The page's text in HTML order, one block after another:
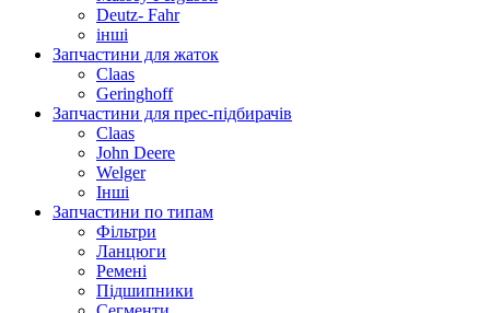
Deutz- Fahr
інші
Запчастини для жаток
Claas
Geringhoff
Запчастини для прес-підбирачів
Claas
John Deere
Welger
Інші
Запчастини по типам
Фільтри
Ланцюги
Ремені
Підшипники